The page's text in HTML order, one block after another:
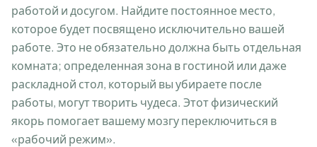
работой и досугом. Найдите постоянное место,
которое будет посвящено исключительно вашей
работе. Это не обязательно должна быть отдельная
комната; определенная зона в гостиной или даже
раскладной стол, который вы убираете после
работы, могут творить чудеса. Этот физический
якорь помогает вашему мозгу переключиться в
«рабочий режим».